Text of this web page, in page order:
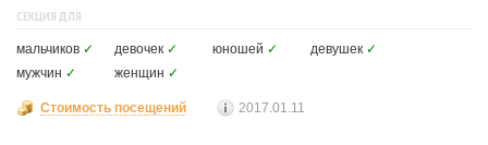
СЕКЦИЯ ДЛЯ
мальчиков ✓ девочек ✓ юношей ✓ девушек ✓
мужчин ✓ женщин ✓
Стоимость посещений 2017.01.11